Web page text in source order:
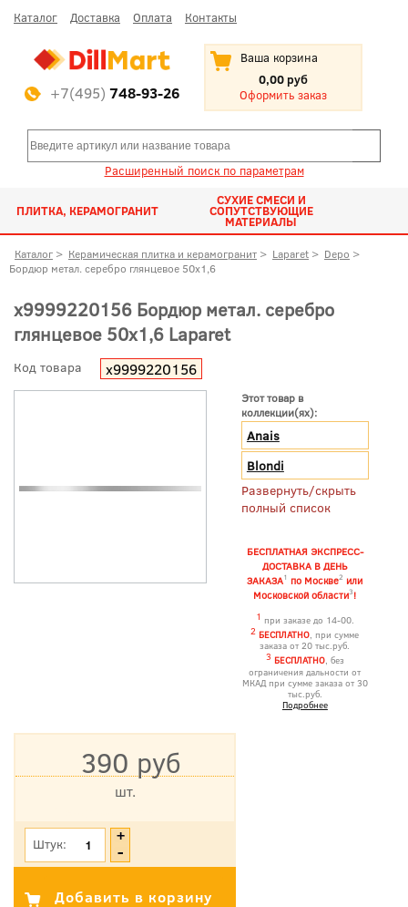
Каталог Доставка Оплата Контакты
+7(495) 748-93-26
Ваша корзина
0,00 руб
Оформить заказ
Расширенный поиск по параметрам
ПЛИТКА, КЕРАМОГРАНИТ
СУХИЕ СМЕСИ И
СОПУТСТВУЮЩИЕ
МАТЕРИАЛЫ
Каталог > Керамическая плитка и керамогранит > Laparet > Depo >
Бордюр метал. серебро глянцевое 50x1,6
х9999220156 Бордюр метал. серебро
глянцевое 50x1,6 Laparet
Код товара х9999220156
Этот товар в
коллекции(ях):
Anais
Blondi
Развернуть/скрыть
полный список
БЕСПЛАТНАЯ ЭКСПРЕСС-
ДОСТАВКА В ДЕНЬ
ЗАКАЗА1 по Москве2 или
Московской области3!
1 при заказе до 14-00.
2 БЕСПЛАТНО, при сумме
заказа от 20 тыс.руб.
3 БЕСПЛАТНО, без
ограничения дальности от
МКАД при сумме заказа от 30
тыс.руб.
Подробнее
390 руб
шт.
Штук: